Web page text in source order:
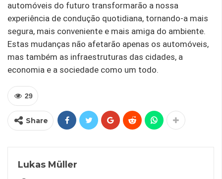
automóveis do futuro transformarão a nossa
experiência de condução quotidiana, tornando-a mais
segura, mais conveniente e mais amiga do ambiente.
Estas mudanças não afetarão apenas os automóveis,
mas também as infraestruturas das cidades, a
economia e a sociedade como um todo.
29
Share
Lukas Müller